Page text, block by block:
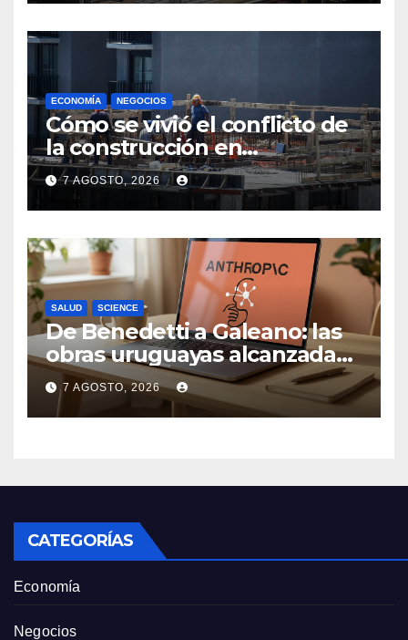
ECONOMÍA NEGOCIOS
Cómo se vivió el conflicto de
la construcción en
Maldonado, un
departamento donde el
sector tiene sus
particularidades
7 AGOSTO, 2026
SALUD SCIENCE
De Benedetti a Galeano: las
obras uruguayas alcanzadas
por la demanda colectiva de
US$ 1.500 millones contra
Anthropic
7 AGOSTO, 2026
CATEGORÍAS
Economía
Negocios